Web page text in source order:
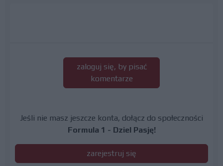
zaloguj się, by pisać
komentarze
Jeśli nie masz jeszcze konta, dołącz do społeczności
Formula 1 - Dziel Pasję!
zarejestruj się